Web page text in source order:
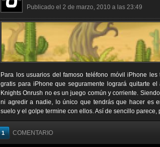
Publicado el 2 de marzo, 2010 a las 23:49
Para los usuarios del famoso teléfono móvil iPhone
gratis para iPhone que seguramente logrará quitarte
Knights Onrush no es un juego común y corriente.
ni agredir a nadie, lo único que tendrás que hacer es
suelo y el golpe termine con ellos. Así de sencillo parece,
1 COMENTARIO